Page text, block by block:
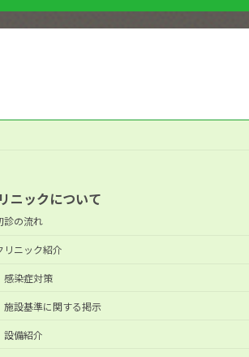
ニックについて
診の流れ
リニック紹介
感染症対策
施設基準に関する掲示
設備紹介